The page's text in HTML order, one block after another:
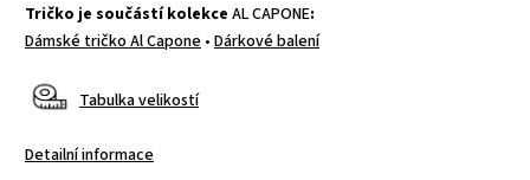
Tričko je součástí kolekce AL CAPONE:
Dámské tričko Al Capone • Dárkové balení
Tabulka velikostí
Detailní informace